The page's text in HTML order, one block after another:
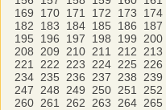
169
170 171 172 173 174
182
183 184 185 186 187
195
196 197 198 199 200
208
209 210 211 212 213
221
222 223 224 225 226
234 235 236 237 238 239
247
248 249 250 251 252
260 261 262 263 264 265